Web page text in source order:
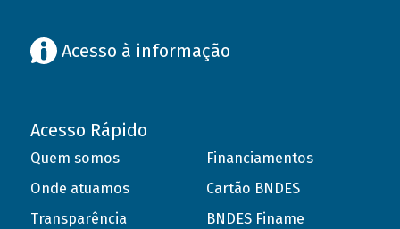
Acesso à informação
Acesso Rápido
Quem somos
Onde atuamos
Transparência
Financiamentos
Cartão BNDES
BNDES Finame